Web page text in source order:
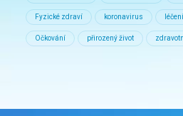
Fyzické zdraví koronavirus léčení
Očkování přirozený život